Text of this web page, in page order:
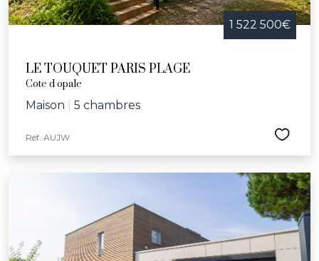
1 522 500€
LE TOUQUET PARIS PLAGE
Cote d opale
Maison 5 chambres
Réf. AUJW